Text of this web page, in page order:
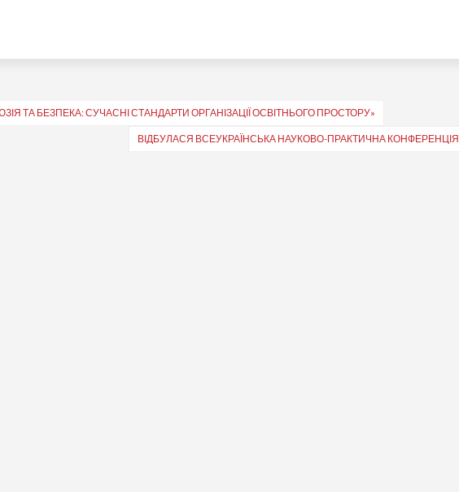
ТА БЕЗПЕКА: СУЧАСНІ СТАНДАРТИ ОРГАНІЗАЦІЇ ОСВІТНЬОГО ПРОСТОРУ»
ВІДБУЛАСЯ ВСЕУКРАЇНСЬКА НАУКОВО-ПРАКТИЧНА КОНФЕРЕНЦІЯ